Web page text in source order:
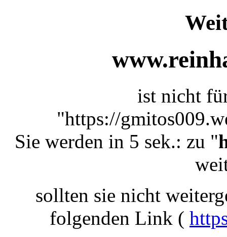
ist nicht
"https://
Sie werden in 5 sek.: zu "
sollten sie nicht
folgenden Link (